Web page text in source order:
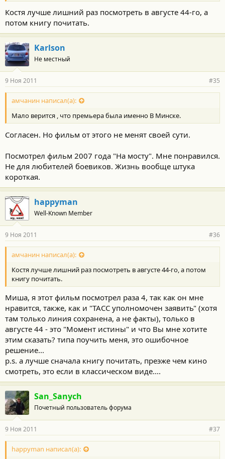
Костя лучше лишний раз посмотреть в августе 44-го, а
потом книгу почитать.
Karlson
Не местный
9 Ноя 2011 #35
амчанин написал(а):
Мало верится , что премьера была именно В Минске.
Согласен. Но фильм от этого не менят своей сути.
Посмотрел фильм 2007 года "На мосту". Мне понравился.
Не для любителей боевиков. Жизнь вообще штука
короткая.
happyman
Well-Known Member
9 Ноя 2011 #36
амчанин написал(а):
Костя лучше лишний раз посмотреть в августе 44-го, а потом
книгу почитать.
Миша, я этот фильм посмотрел раза 4, так как он мне
нравится, также, как и "ТАСС уполномочен заявить" (хотя
там только линия сохранена, а не факты), только в
августе 44 - это "Момент истины" и что Вы мне хотите
этим сказать? типа поучить меня, это ошибочное
решение...
p.s. а лучше сначала книгу почитать, преэже чем кино
смотреть, это если в классическом виде....
San_Sanych
Почетный пользователь форума
9 Ноя 2011 #37
happyman написал(а):